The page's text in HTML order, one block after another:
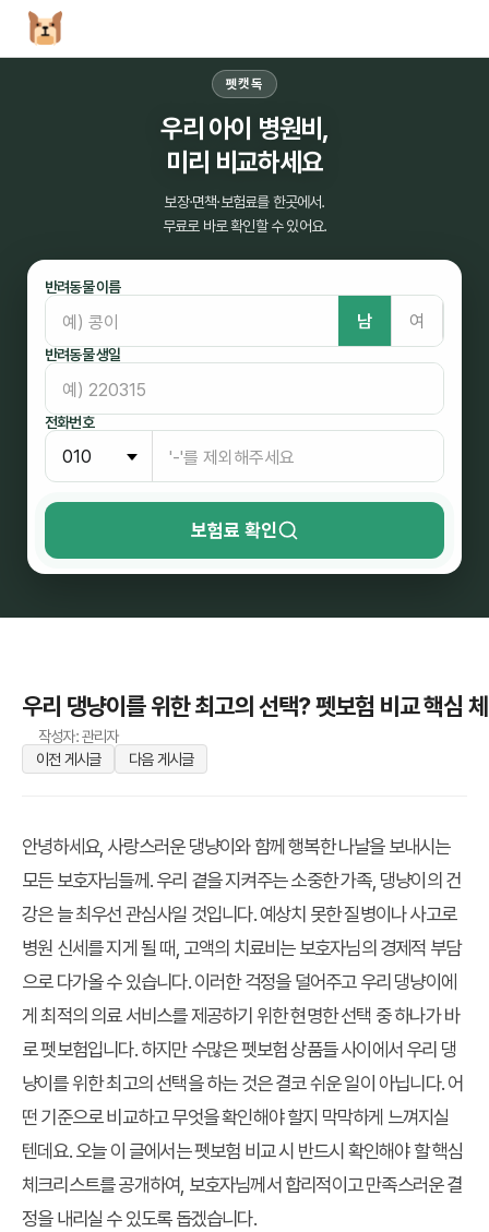
펫캣독
우리 아이 병원비,
미리 비교하세요
보장·면책·보험료를 한곳에서.
무료로 바로 확인할 수 있어요.
반려동물 이름
남 여
반려동물 생일
전화번호
보험료 확인
우리 댕냥이를 위한 최고의 선택? 펫보험 비교 핵심
작성자: 관리자
이전 게시글
다음 게시글
안녕하세요, 사랑스러운 댕냥이와 함께 행복한 나날을 보내시는
모든 보호자님들께. 우리 곁을 지켜주는 소중한 가족, 댕냥이의 건
강은 늘 최우선 관심사일 것입니다. 예상치 못한 질병이나 사고로
병원 신세를 지게 될 때, 고액의 치료비는 보호자님의 경제적 부담
으로 다가올 수 있습니다. 이러한 걱정을 덜어주고 우리 댕냥이에
게 최적의 의료 서비스를 제공하기 위한 현명한 선택 중 하나가 바
로 펫보험입니다. 하지만 수많은 펫보험 상품들 사이에서 우리 댕
냥이를 위한 최고의 선택을 하는 것은 결코 쉬운 일이 아닙니다. 어
떤 기준으로 비교하고 무엇을 확인해야 할지 막막하게 느껴지실
텐데요. 오늘 이 글에서는펫보험 비교시 반드시 확인해야 할 핵심
체크리스트를 공개하여, 보호자님께서 합리적이고 만족스러운 결
정을 내리실 수 있도록 돕겠습니다.